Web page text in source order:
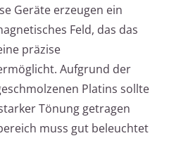
Geräte erzeugen ein
Feld, das das
präzise
Aufgrund der
Platins sollte
Tönung getragen
muss gut beleuchtet